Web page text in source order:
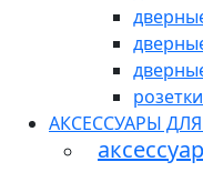
АКСЕССУАРЫ